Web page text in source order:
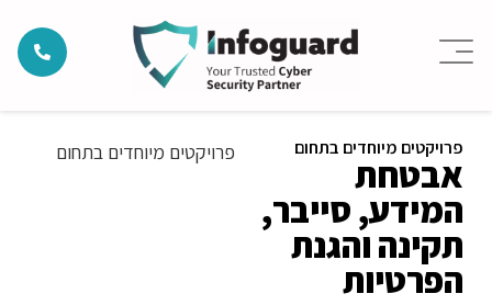
פרויקטים מיוחדים בתחום
אבטחת
המידע, סייבר,
תקינה והגנת
הפרטיות
פרויקטים מיוחדים בתחום